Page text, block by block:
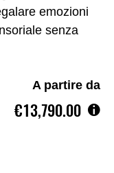
emozioni
senza
A partire da
€13,790.00